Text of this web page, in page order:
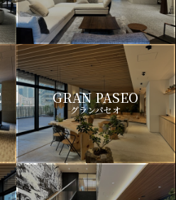
GRAN PASEO
グランパセオ